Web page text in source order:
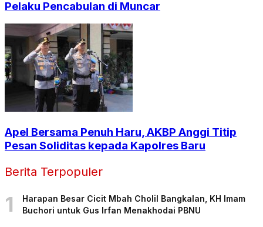
Pelaku Pencabulan di Muncar
Apel Bersama Penuh Haru, AKBP Anggi Titip
Pesan Soliditas kepada Kapolres Baru
Berita Terpopuler
1
Harapan Besar Cicit Mbah Cholil Bangkalan, KH Imam
Buchori untuk Gus Irfan Menakhodai PBNU